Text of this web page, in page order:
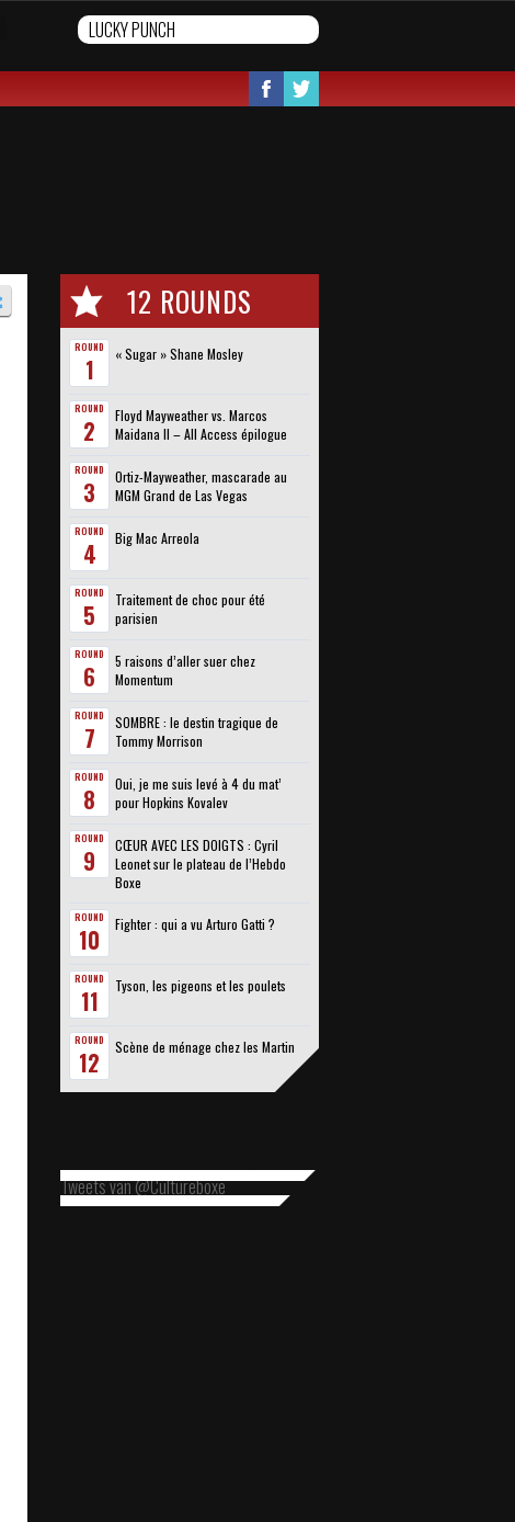
12 ROUNDS
ROUND
1 « Sugar » Shane Mosley
ROUND
2
Floyd Mayweather vs. Marcos
Maidana II – All Access épilogue
ROUND
3
Ortiz-Mayweather, mascarade au
MGM Grand de Las Vegas
ROUND
4 Big Mac Arreola
ROUND
5
Traitement de choc pour été
parisien
ROUND
6
5 raisons d’aller suer chez
Momentum
ROUND
7
SOMBRE : le destin tragique de
Tommy Morrison
ROUND
8
Oui, je me suis levé à 4 du mat’
pour Hopkins Kovalev
ROUND
9
CŒUR AVEC LES DOIGTS : Cyril
Leonet sur le plateau de l’Hebdo
Boxe
ROUND
10 Fighter : qui a vu Arturo Gatti ?
ROUND
11 Tyson, les pigeons et les poulets
ROUND
12 Scène de ménage chez les Martin
Tweets van @Cultureboxe